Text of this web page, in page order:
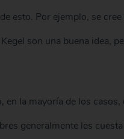
esto. Por ejemplo, se
son una buena idea,
la mayoría de los
generalmente les